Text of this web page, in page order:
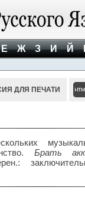
Ж З И Й
ДЛЯ ПЕЧАТИ
Брать